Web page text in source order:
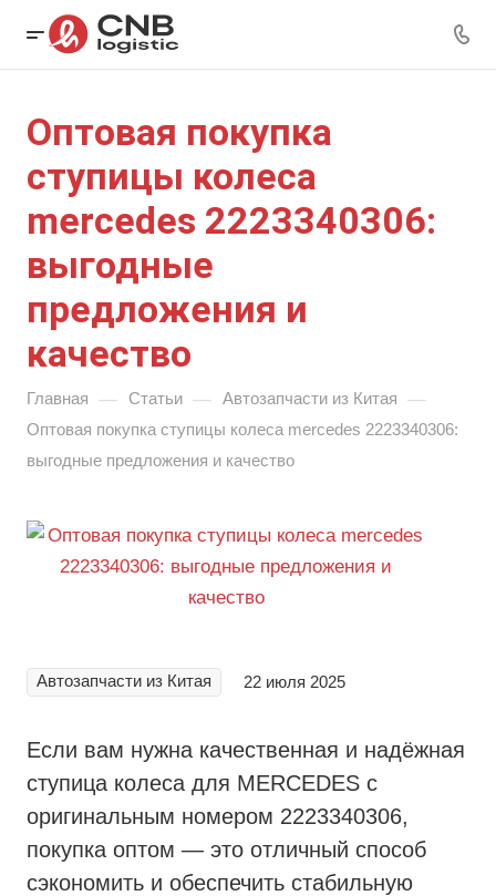
Оптовая покупка
ступицы колеса
mercedes 2223340306:
выгодные
предложения и
качество
Главная — Статьи — Автозапчасти из Китая —
Оптовая покупка ступицы колеса mercedes 2223340306:
выгодные предложения и качество
Автозапчасти из Китая 22 июля 2025
Если вам нужна качественная и надёжная
ступица колеса для MERCEDES с
оригинальным номером 2223340306,
покупка оптом — это отличный способ
сэкономить и обеспечить стабильную